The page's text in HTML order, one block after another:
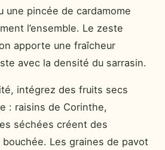
une pincée de cardamome
l’ensemble. Le zeste
apporte une fraîcheur
avec la densité du sarrasin.
intégrez des fruits secs
: raisins de Corinthe,
séchées créent des
bouchée. Les graines de pavot